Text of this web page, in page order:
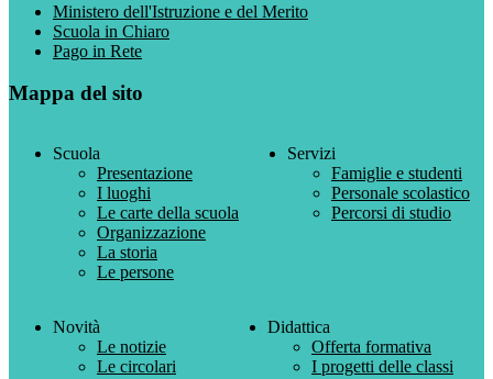
Ministero dell'Istruzione e del Merito
Scuola in Chiaro
Pago in Rete
Mappa del sito
Scuola
Presentazione
I luoghi
Le carte della scuola
Organizzazione
La storia
Le persone
Servizi
Famiglie e studenti
Personale scolastico
Percorsi di studio
Novità
Le notizie
Le circolari
Didattica
Offerta formativa
I progetti delle classi